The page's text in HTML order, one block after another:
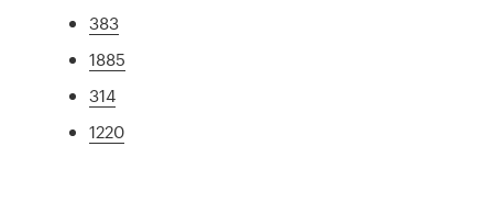
383
1885
314
1220